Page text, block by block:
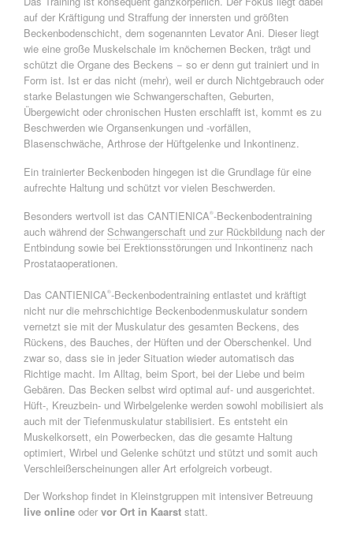
auf der Kräftigung und Straffung der innersten und größten
Beckenbodenschicht, dem sogenannten Levator Ani. Dieser liegt
wie eine große Muskelschale im knöchernen Becken, trägt und
schützt die Organe des Beckens − so er denn gut trainiert und in
Form ist. Ist er das nicht (mehr), weil er durch Nichtgebrauch oder
starke Belastungen wie Schwangerschaften, Geburten,
Übergewicht oder chronischen Husten erschlafft ist, kommt es zu
Beschwerden wie Organsenkungen und -vorfällen,
Blasenschwäche, Arthrose der Hüftgelenke und Inkontinenz.
Ein trainierter Beckenboden hingegen ist die Grundlage für eine
aufrechte Haltung und schützt vor vielen Beschwerden.
Besonders wertvoll ist das CANTIENICA®-Beckenbodentraining
auch während der Schwangerschaft und zur Rückbildungnach der
Entbindung sowie bei Erektionsstörungen und Inkontinenz nach
Prostataoperationen.
Das CANTIENICA®-Beckenbodentraining entlastet und kräftigt
nicht nur die mehrschichtige Beckenbodenmuskulatur sondern
vernetzt sie mit der Muskulatur des gesamten Beckens, des
Rückens, des Bauches, der Hüften und der Oberschenkel. Und
zwar so, dass sie in jeder Situation wieder automatisch das
Richtige macht. Im Alltag, beim Sport, bei der Liebe und beim
Gebären. Das Becken selbst wird optimal auf- und ausgerichtet.
Hüft-, Kreuzbein- und Wirbelgelenke werden sowohl mobilisiert als
auch mit der Tiefenmuskulatur stabilisiert. Es entsteht ein
Muskelkorsett, ein Powerbecken, das die gesamte Haltung
optimiert, Wirbel und Gelenke schützt und stützt und somit auch
Verschleißerscheinungen aller Art erfolgreich vorbeugt.
Der Workshop findet in Kleinstgruppen mit intensiver Betreuung
live onlineoder vor Ort in Kaarststatt.